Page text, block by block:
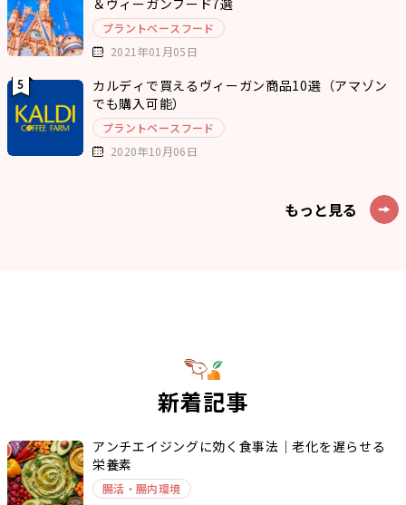
プラントベースフード
2021年01月05日
カルディで買えるヴィーガン商品10選（アマゾン
でも購入可能）
プラントベースフード
2020年10月06日
もっと見る
新着記事
アンチエイジングに効く食事法｜老化を遅らせる
栄養素
腸活・腸内環境